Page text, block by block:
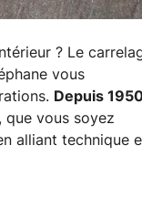
? Le
vous
Depuis
, que vous soyez
alliant technique